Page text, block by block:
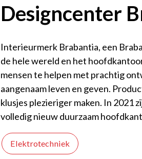
Designcenter
Interieurmerk Brabantia, een
de hele wereld en het
mensen te helpen met prachtig
aangenaam leven en geven.
klusjes plezieriger maken. In 2021
volledig nieuw duurzaam
Elektrotechniek